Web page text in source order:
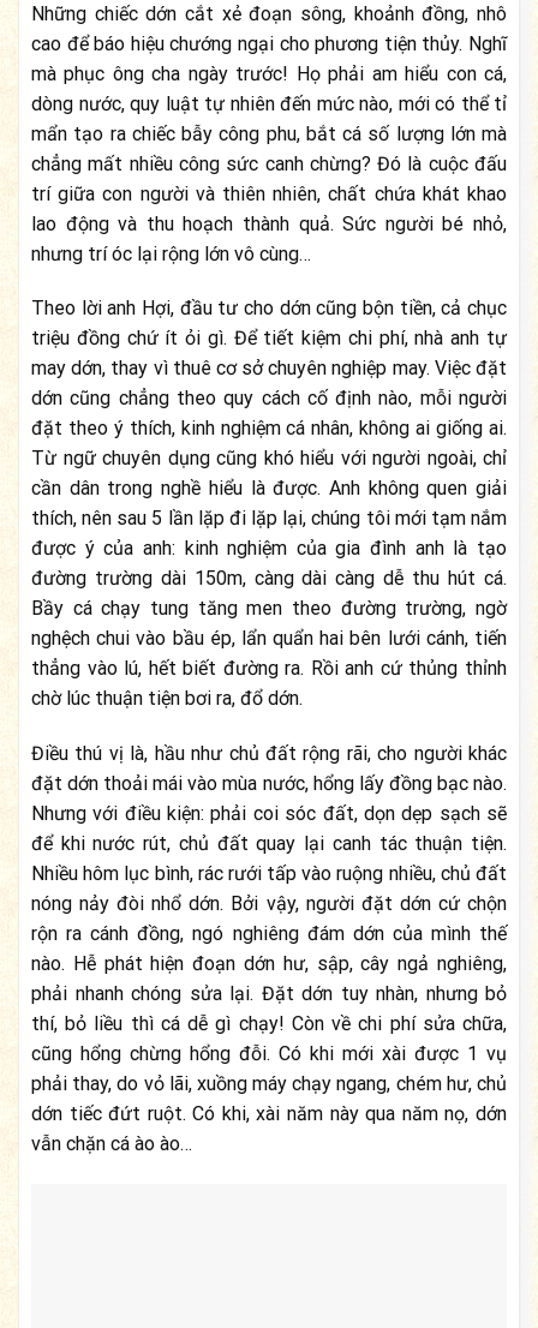
Những chiếc dớn cắt xẻ đoạn sông, khoảnh đồng, nhô
cao để báo hiệu chướng ngại cho phương tiện thủy. Nghĩ
mà phục ông cha ngày trước! Họ phải am hiểu con cá,
dòng nước, quy luật tự nhiên đến mức nào, mới có thể tỉ
mẩn tạo ra chiếc bẫy công phu, bắt cá số lượng lớn mà
chẳng mất nhiều công sức canh chừng? Đó là cuộc đấu
trí giữa con người và thiên nhiên, chất chứa khát khao
lao động và thu hoạch thành quả. Sức người bé nhỏ,
nhưng trí óc lại rộng lớn vô cùng…
Theo lời anh Hợi, đầu tư cho dớn cũng bộn tiền, cả chục
triệu đồng chứ ít ỏi gì. Để tiết kiệm chi phí, nhà anh tự
may dớn, thay vì thuê cơ sở chuyên nghiệp may. Việc đặt
dớn cũng chẳng theo quy cách cố định nào, mỗi người
đặt theo ý thích, kinh nghiệm cá nhân, không ai giống ai.
Từ ngữ chuyên dụng cũng khó hiểu với người ngoài, chỉ
cần dân trong nghề hiểu là được. Anh không quen giải
thích, nên sau 5 lần lặp đi lặp lại, chúng tôi mới tạm nắm
được ý của anh: kinh nghiệm của gia đình anh là tạo
đường trường dài 150m, càng dài càng dễ thu hút cá.
Bầy cá chạy tung tăng men theo đường trường, ngờ
nghệch chui vào bầu ép, lẩn quẩn hai bên lưới cánh, tiến
thẳng vào lú, hết biết đường ra. Rồi anh cứ thủng thỉnh
chờ lúc thuận tiện bơi ra, đổ dớn.
Điều thú vị là, hầu như chủ đất rộng rãi, cho người khác
đặt dớn thoải mái vào mùa nước, hổng lấy đồng bạc nào.
Nhưng với điều kiện: phải coi sóc đất, dọn dẹp sạch sẽ
để khi nước rút, chủ đất quay lại canh tác thuận tiện.
Nhiều hôm lục bình, rác rưới tấp vào ruộng nhiều, chủ đất
nóng nảy đòi nhổ dớn. Bởi vậy, người đặt dớn cứ chộn
rộn ra cánh đồng, ngó nghiêng đám dớn của mình thế
nào. Hễ phát hiện đoạn dớn hư, sập, cây ngả nghiêng,
phải nhanh chóng sửa lại. Đặt dớn tuy nhàn, nhưng bỏ
thí, bỏ liều thì cá dễ gì chạy! Còn về chi phí sửa chữa,
cũng hổng chừng hổng đỗi. Có khi mới xài được 1 vụ
phải thay, do vỏ lãi, xuồng máy chạy ngang, chém hư, chủ
dớn tiếc đứt ruột. Có khi, xài năm này qua năm nọ, dớn
vẫn chặn cá ào ào…